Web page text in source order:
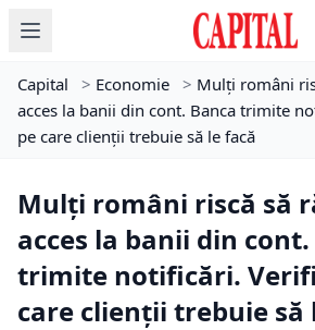
Capital > Economie > Mulți români
acces la banii din cont. Banca trimite
pe care clienții trebuie să le facă
Mulți români riscă să
acces la banii din cont.
trimite notificări.
care clienții trebuie să